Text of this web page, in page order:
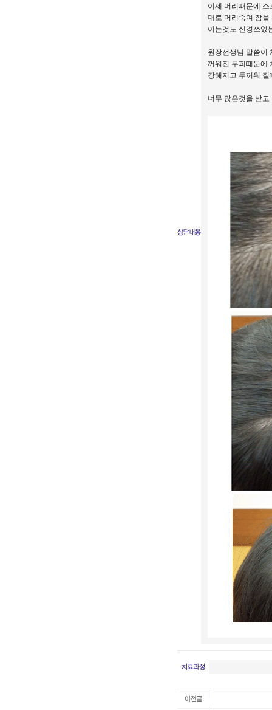
이제 머리때문에
대로 머리숙여 잠
이는것도 신경쓰였
원장선생님 말씀이
꺼워진 두피때문에
강해지고 두꺼워
너무 많은것을 받고